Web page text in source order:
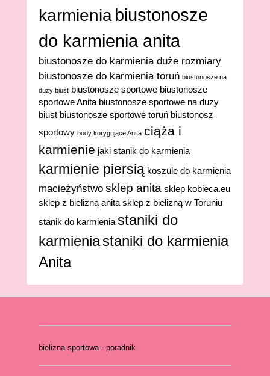
karmieniabiustonosze
do karmienia anita
biustonosze do karmienia duże rozmiary
biustonosze do karmienia toruń biustonosze na
duży biust biustonosze sportowe biustonosze
sportowe Anita biustonosze sportowe na duzy
biust biustonosze sportowe toruń biustonosz
sportowy body korygujące Anita ciąża i
karmienie jaki stanik do karmienia
karmienie piersią koszule do karmienia
macieżyństwo sklep anita sklep kobieca.eu
sklep z bielizną anita sklep z bielizną w Toruniu
stanik do karmienia staniki do
karmieniastaniki do karmienia
Anita
bielizna sportowa - poradnik